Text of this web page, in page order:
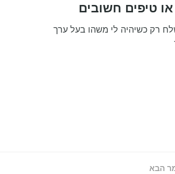
טיפים חשובים
רק כשיהיה לי משהו בעל ערך
הבא